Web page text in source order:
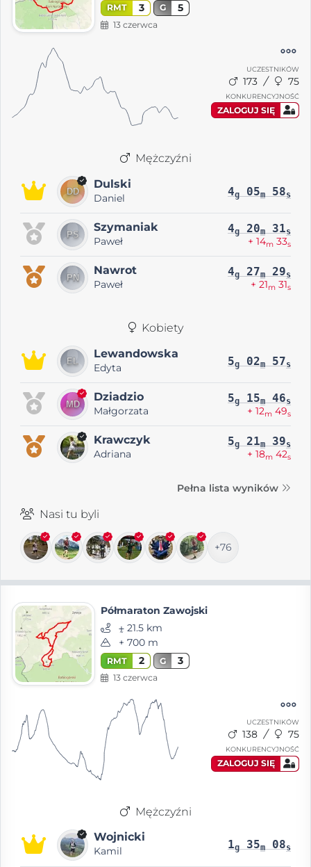
RMT 3 G 5
13 czerwca
UCZESTNIKÓW
173 75
KONKURENCYJNOŚĆ
ZALOGUJ SIĘ
Mężczyźni
Dulski
Daniel 4g 05m 58s
Szymaniak
Paweł
4g 20m 31s
+ 14m 33s
Nawrot
Paweł
4g 27m 29s
+ 21m 31s
Kobiety
Lewandowska
Edyta 5g 02m 57s
Dziadzio
Małgorzata
5g 15m 46s
+ 12m 49s
Krawczyk
Adriana
5g 21m 39s
+ 18m 42s
Pełna lista wyników
Nasi tu byli
+76
Półmaraton Zawojski
⨦ 21.5 km
+ 700 m
RMT 2 G 3
13 czerwca
UCZESTNIKÓW
138 75
KONKURENCYJNOŚĆ
ZALOGUJ SIĘ
Mężczyźni
Wojnicki
Kamil 1g 35m 08s